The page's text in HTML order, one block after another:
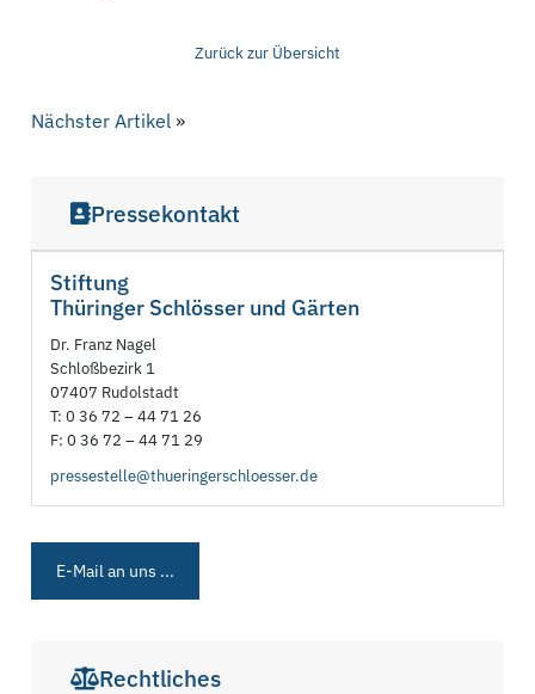
Zurück zur Übersicht
Nächster Artikel »
Pressekontakt
Stiftung
Thüringer Schlösser und Gärten
Dr. Franz Nagel
Schloßbezirk 1
07407 Rudolstadt
T: 0 36 72 – 44 71 26
F: 0 36 72 – 44 71 29
pressestelle@thueringerschloesser.de
E-Mail an uns ...
Rechtliches